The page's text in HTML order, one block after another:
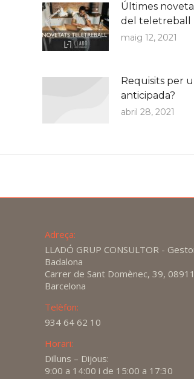
Últimes
del teletreball
maig 12, 2021
Requisits per
anticipada?
abril 28, 2021
Adreça:
LLADÓ GRUP CONSULTOR -
Badalona
Carrer de Sant Domènec, 39,
Barcelona
Telèfon:
934 64 62 10
Horari:
Dilluns – Dijous:
9:00 a 14:00 i de 15:00 a 17:30